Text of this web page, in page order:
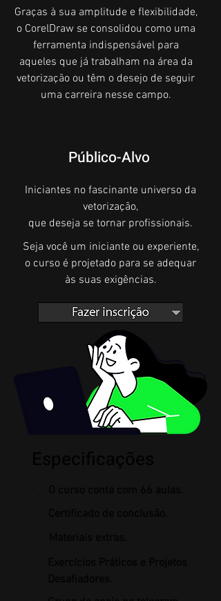
Graças à sua amplitude e flexibilidade,
o CorelDraw se consolidou como uma
ferramenta indispensável para
aqueles que já trabalham na área da
vetorização ou têm o desejo de seguir
uma carreira nesse campo.
Público-Alvo
Iniciantes no fascinante universo da
vetorização,
que deseja se tornar profissionais.
Seja você um iniciante ou experiente,
o curso é projetado para se adequar
às suas exigências.